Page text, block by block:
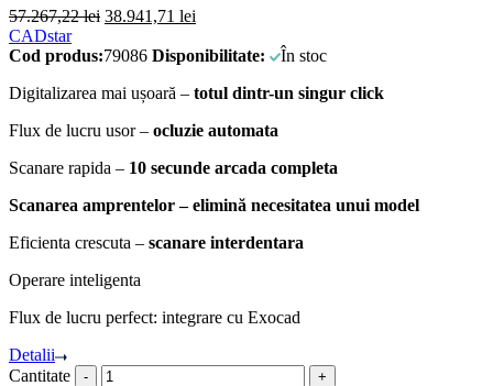
57.267,22lei 38.941,71 lei
CADstar
Cod produs:79086 Disponibilitate:
În stoc
Digitalizarea mai ușoară – totul dintr-un singur click
Flux de lucru usor – ocluzie automata
Scanare rapida – 10 secunde arcada completa
Scanarea amprentelor – elimină necesitatea unui model
Eficienta crescuta – scanare interdentara
Operare inteligenta
Flux de lucru perfect: integrare cu Exocad
Detalii
Cantitate